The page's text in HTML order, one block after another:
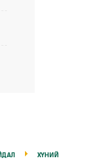
ХҮНИЙ